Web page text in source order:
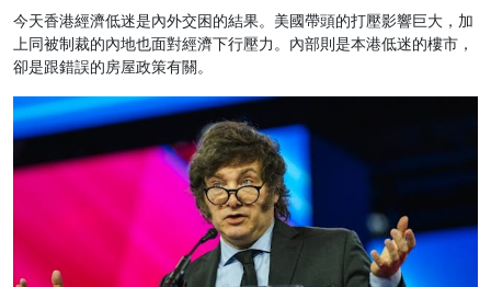
今天香港經濟低迷是內外交困的結果。美國帶頭的打壓影響巨大，加
上同被制裁的內地也面對經濟下行壓力。內部則是本港低迷的樓市，
卻是跟錯誤的房屋政策有關。